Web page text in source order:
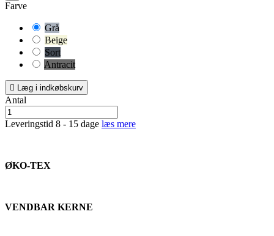
Farve
Grå
Beige
Sort
Antracit
 Læg i indkøbskurv
Antal
Leveringstid 8 - 15 dage læs mere
ØKO-TEX
VENDBAR KERNE